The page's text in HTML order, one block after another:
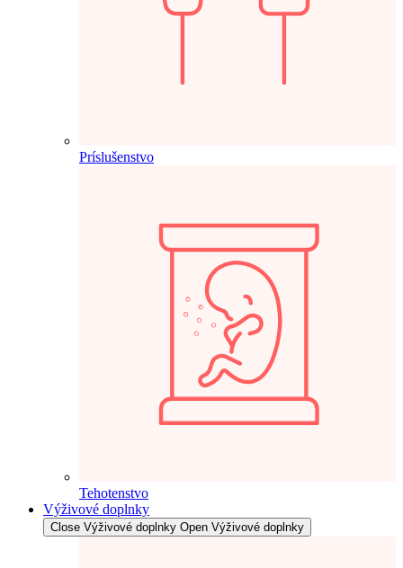
Príslušenstvo
Tehotenstvo
Výživové doplnky
Close Výživové doplnky Open Výživové doplnky